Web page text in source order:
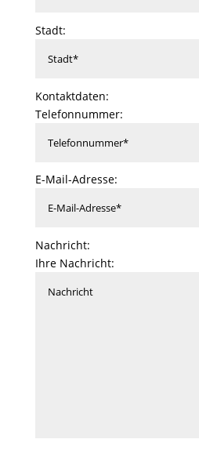
Stadt:
Kontaktdaten:
Telefonnummer:
E-Mail-Adresse:
Nachricht:
Ihre Nachricht: